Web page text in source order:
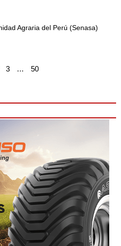
Agraria del Perú (Senasa)
3 … 50